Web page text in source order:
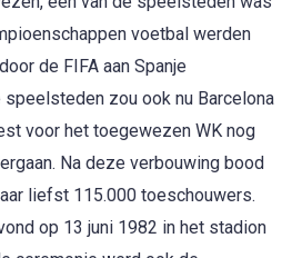
voetbal werden
de FIFA aan Spanje
zou ook nu Barcelona
voor het toegewezen WK nog
Na deze verbouwing bood
liefst 115.000 toeschouwers.
op 13 juni 1982 in het stadion